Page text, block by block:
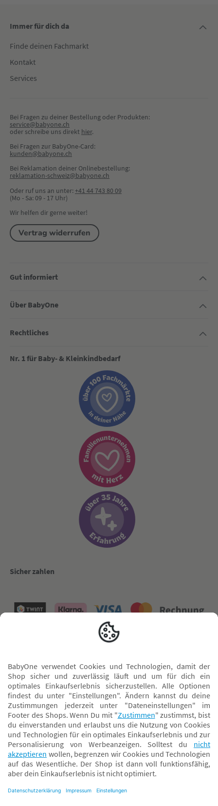
Immer für dich da
Finde deinen Fachmarkt
Kontakt
Services
Bei Fragen zu deiner Bestellung oder Produkten:
service@babyone.ch
oder schreibe uns direkt hier.
Bei Fragen zur BabyOne-Card:
kunden@babyone.ch
Bei Reklamation deiner Onlinebestellung:
reklamation-schweiz@babyone.ch
Oder ruf uns an unter:+41 44 743 80 09
(Mo - Sa: 09 - 17 Uhr)
Wir helfen dir gerne weiter!
Vertrag widerrufen
Gut informiert
Über BabyOne
Rechtliches
Nr. 1 für Baby- & Kleinkindbedarf
Sicher zahlen
* Alle Preise inkl. MwSt. und ggf. zzgl.Versandkosten. Der dargestellte Preis gilt -
abhängig von der von dir gewählten Option - im BabyOne-Onlineshop oder bei
Abholung in dem von dir gewählten BabyOne-Franchise-Betrieb. Der für den
Onlineshop geltende Preis stellt bei einem Verkauf durch unsere Franchise-
Nehmer eine unverbindliche Preisempfehlung dar. Der Verkaufspreis der
daher von dem Verkaufspreis im Onlineshop abweichen. Angaben zu